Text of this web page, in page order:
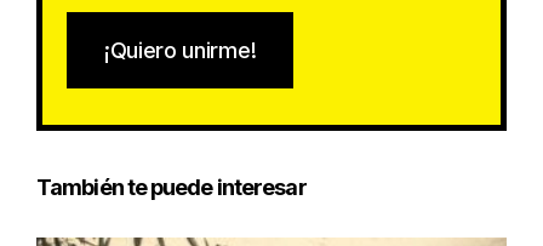
¡Quiero unirme!
También te puede interesar